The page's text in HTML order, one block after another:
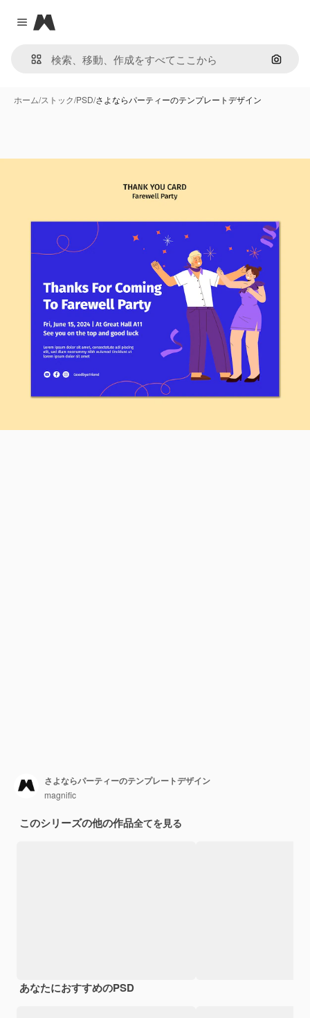
Close menu
Magnific
画像で
ホーム/ストック/PSD/さよならパーティーのテンプレートデザイン
さよならパーティーのテンプレートデザイン
magnific
このシリーズの他の作品全てを見る
あなたにおすすめのPSD